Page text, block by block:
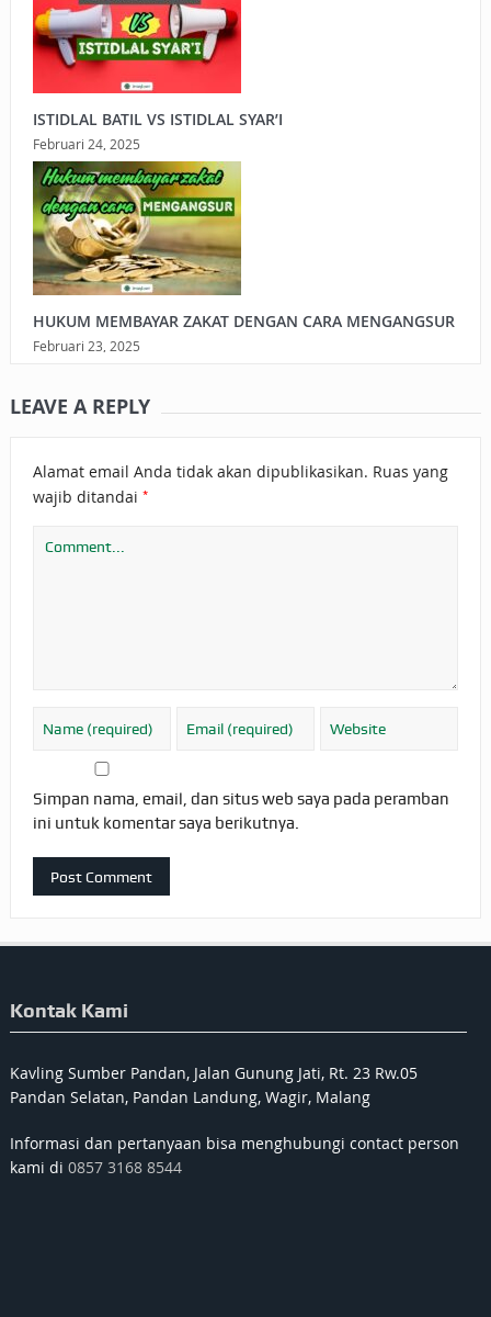
ISTIDLAL BATIL VS ISTIDLAL SYAR’I
Februari 24, 2025
HUKUM MEMBAYAR ZAKAT DENGAN CARA MENGANGSUR
Februari 23, 2025
LEAVE A REPLY
Alamat email Anda tidak akan dipublikasikan. Ruas yang
wajib ditandai *
Simpan nama, email, dan situs web saya pada peramban
ini untuk komentar saya berikutnya.
Kontak Kami
Kavling Sumber Pandan, Jalan Gunung Jati, Rt. 23 Rw.05
Pandan Selatan, Pandan Landung, Wagir, Malang
Informasi dan pertanyaan bisa menghubungi contact person
kami di 0857 3168 8544